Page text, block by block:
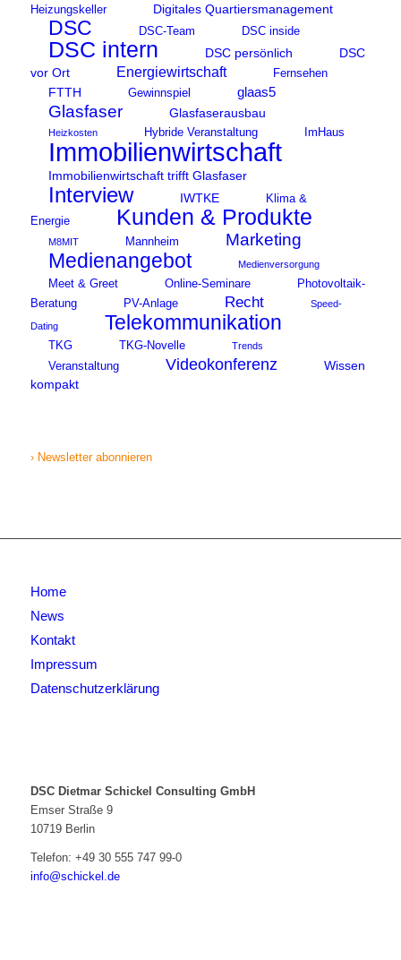
Heizungskeller
Digitales Quartiersmanagement
DSC DSC-Team DSC inside
DSC intern DSC persönlich
DSC
vor Ort
Energiewirtschaft Fernsehen
FTTH Gewinnspiel glaas5
Glasfaser Glasfaserausbau
Heizkosten Hybride Veranstaltung ImHaus
Immobilienwirtschaft
Immobilienwirtschaft trifft Glasfaser
Interview IWTKE
Klima &
Energie
Kunden & Produkte
M8MIT Mannheim Marketing
Medienangebot Medienversorgung
Meet & Greet Online-Seminare
Photovoltaik-
Beratung
PV-Anlage Recht Speed-
Dating Telekommunikation
TKG TKG-Novelle Trends
Veranstaltung Videokonferenz
Wissen
kompakt
› Newsletter abonnieren
Home
News
Kontakt
Impressum
Datenschutzerklärung
DSC Dietmar Schickel Consulting GmbH
Emser Straße 9
10719 Berlin
Telefon: +49 30 555 747 99-0
info@schickel.de